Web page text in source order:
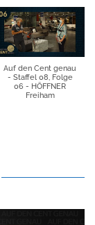
Auf den Cent genau
- Staffel 08, Folge
06 - HÖFFNER
Freiham